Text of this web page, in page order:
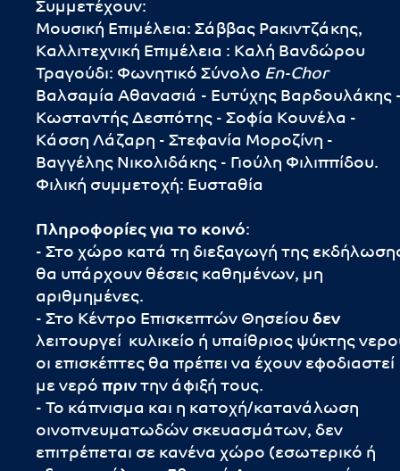
Συμμετέχουν:
Μουσική Επιμέλεια: Σάββας Ρακιντζάκης,
Καλλιτεχνική Επιμέλεια : Καλή Βανδώρου
Τραγούδι: Φωνητικό Σύνολο En-Chor
Βαλσαμία Αθανασιά - Ευτύχης Βαρδουλάκης
Κωσταντής Δεσπότης - Σοφία Κουνέλα -
Κάσση Λάζαρη - Στεφανία Μοροζίνη -
Βαγγέλης Νικολιδάκης - Γιούλη Φιλιππίδου.
Φιλική συμμετοχή: Ευσταθία
Πληροφορίες για το κοινό:
- Στο χώρο κατά τη διεξαγωγή της
θα υπάρχουν θέσεις καθημένων, μη
αριθμημένες.
- Στο Κέντρο Επισκεπτών Θησείου δεν
λειτουργεί κυλικείο ή υπαίθριος ψύκτης
οι επισκέπτες θα πρέπει να έχουν εφοδιαστεί
με νερό πριν την άφιξή τους.
- Το κάπνισμα και η κατοχή/κατανάλωση
οινοπνευματωδών σκευασμάτων, δεν
επιτρέπεται σε κανένα χώρο (εσωτερικό ή